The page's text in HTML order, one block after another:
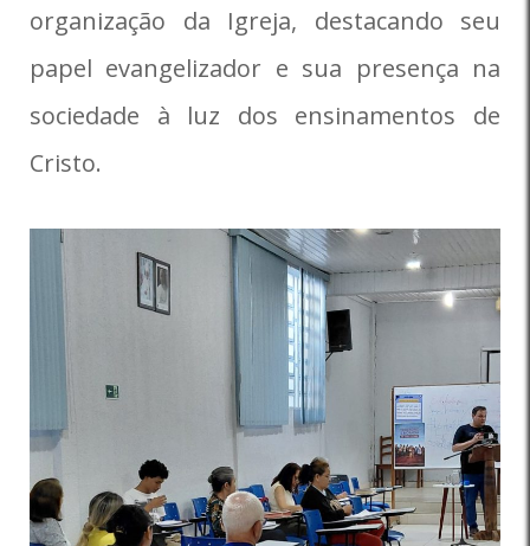
organização da Igreja, destacando seu
papel evangelizador e sua presença na
sociedade à luz dos ensinamentos de
Cristo.